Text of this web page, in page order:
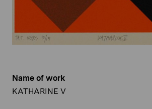
Name of work
KATHARINE V